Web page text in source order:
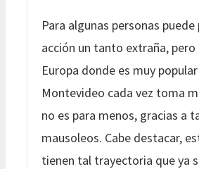
Para algunas personas puede
acción un tanto extraña, pero
Europa donde es muy
Montevideo cada vez toma
no es para menos, gracias a
mausoleos. Cabe destacar,
tienen tal trayectoria que ya